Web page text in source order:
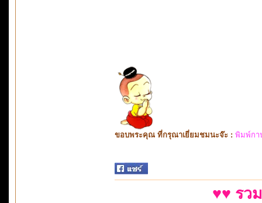
ขอบพระคุณ ที่กรุณาเยี่ยมชมนะจ๊ะ : พิมพ์กา
♥♥ รว